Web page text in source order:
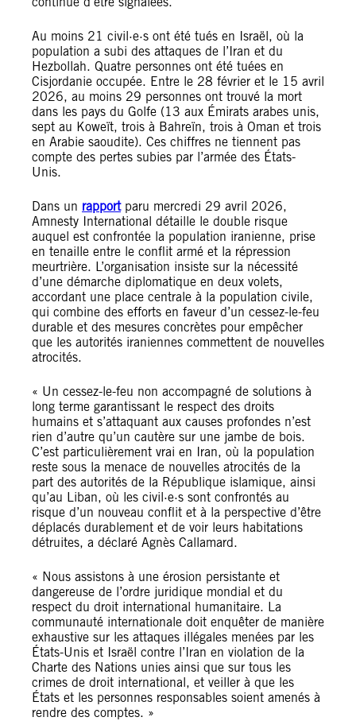
Au moins 21 civil·e·s ont été tués en Israël, où la
population a subi des attaques de l’Iran et du
Hezbollah. Quatre personnes ont été tuées en
Cisjordanie occupée. Entre le 28 février et le 15 avril
2026, au moins 29 personnes ont trouvé la mort
dans les pays du Golfe (13 aux Émirats arabes unis,
sept au Koweït, trois à Bahreïn, trois à Oman et trois
en Arabie saoudite). Ces chiffres ne tiennent pas
compte des pertes subies par l’armée des États-
Unis.
Dans un rapportparu mercredi 29 avril 2026,
Amnesty International détaille le double risque
auquel est confrontée la population iranienne, prise
en tenaille entre le conflit armé et la répression
meurtrière. L’organisation insiste sur la nécessité
d’une démarche diplomatique en deux volets,
accordant une place centrale à la population civile,
qui combine des efforts en faveur d’un cessez-le-feu
durable et des mesures concrètes pour empêcher
que les autorités iraniennes commettent de nouvelles
atrocités.
« Un cessez-le-feu non accompagné de solutions à
long terme garantissant le respect des droits
humains et s’attaquant aux causes profondes n’est
rien d’autre qu’un cautère sur une jambe de bois.
C’est particulièrement vrai en Iran, où la population
reste sous la menace de nouvelles atrocités de la
part des autorités de la République islamique, ainsi
qu’au Liban, où les civil·e·s sont confrontés au
risque d’un nouveau conflit et à la perspective d’être
déplacés durablement et de voir leurs habitations
détruites, a déclaré Agnès Callamard.
« Nous assistons à une érosion persistante et
dangereuse de l’ordre juridique mondial et du
respect du droit international humanitaire. La
communauté internationale doit enquêter de manière
exhaustive sur les attaques illégales menées par les
États-Unis et Israël contre l’Iran en violation de la
Charte des Nations unies ainsi que sur tous les
crimes de droit international, et veiller à que les
États et les personnes responsables soient amenés à
rendre des comptes. »